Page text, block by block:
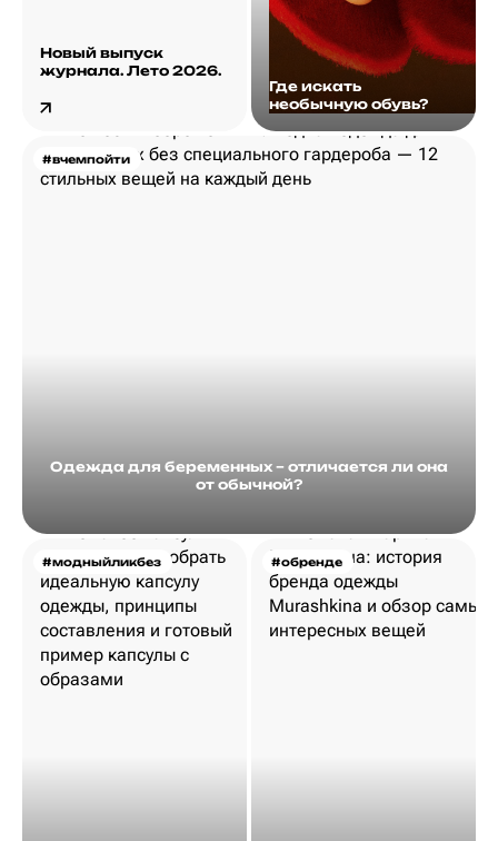
Новый выпуск
журнала. Лето 2026.
Где искать
необычную обувь?
#вчемпойти
Одежда для беременных – отличается ли она
от обычной?
#модныйликбез #обренде